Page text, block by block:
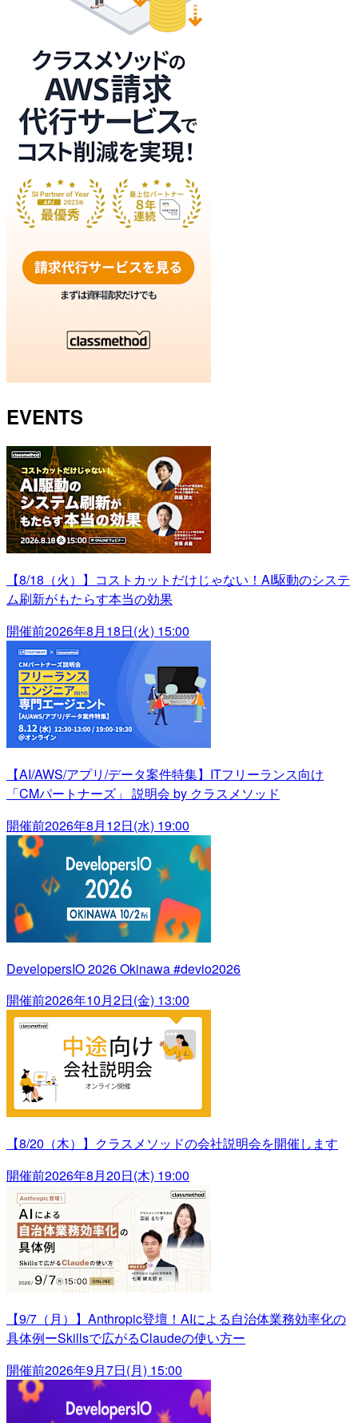
EVENTS
【8/18（火）】コストカットだけじゃない！AI駆動のシステ
ム刷新がもたらす本当の効果
開催前2026年8月18日(火) 15:00
【AI/AWS/アプリ/データ案件特集】ITフリーランス向け
「CMパートナーズ」 説明会 by クラスメソッド
開催前2026年8月12日(水) 19:00
DevelopersIO 2026 Okinawa #devio2026
開催前2026年10月2日(金) 13:00
【8/20（木）】クラスメソッドの会社説明会を開催します
開催前2026年8月20日(木) 19:00
【9/7（月）】Anthropic登壇！AIによる自治体業務効率化の
具体例ーSkillsで広がるClaudeの使い方ー
開催前2026年9月7日(月) 15:00